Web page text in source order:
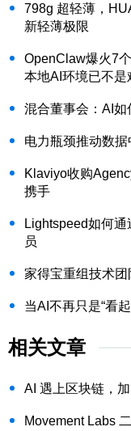
798g 超轻薄，
新轻薄极限
OpenClaw爆火7
本地AI环境已不是
混合董事会：AI
电力瓶颈推动数
Klaviyo收购
携手
Lightspeed如何
员
家得宝重组技术
当AI不再只是“看
相关文章
AI 遇上区块链，
Movement Labs